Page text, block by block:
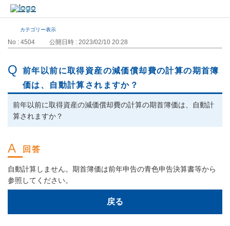
カテゴリー表示
No : 4504 公開日時 : 2023/02/10 20:28
前年以前に取得資産の減価償却費の計算の期首簿
価は、自動計算されますか？
前年以前に取得資産の減価償却費の計算の期首簿価は、自動計
算されますか？
自動計算しません。期首簿価は前年申告の青色申告決算書等から
参照してください。
戻る